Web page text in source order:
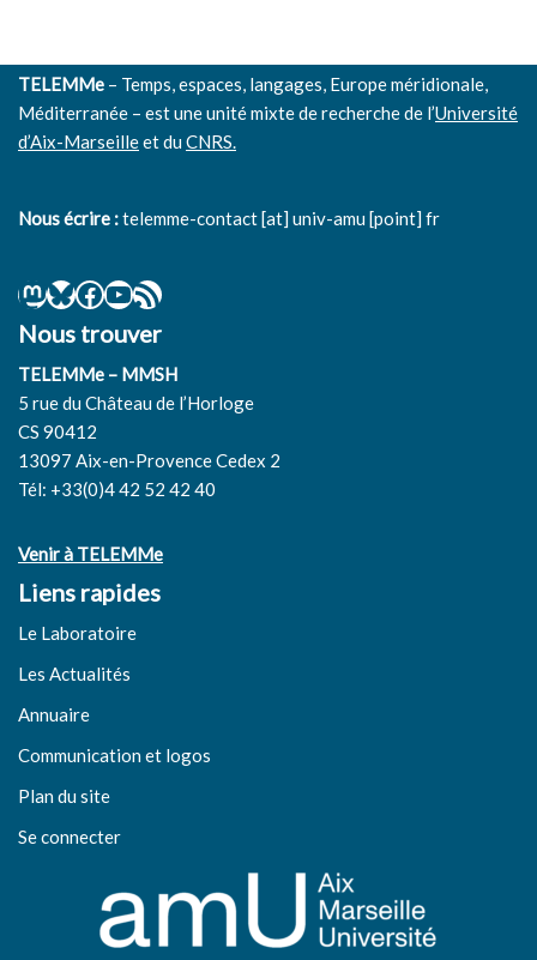
TELEMMe – Temps, espaces, langages, Europe méridionale,
Méditerranée – est une unité mixte de recherche de l’Université
d’Aix-Marseilleet duCNRS.
Nous écrire :telemme-contact [at] univ-amu [point] fr
Nous trouver
TELEMMe – MMSH
5 rue du Château de l’Horloge
CS 90412
13097 Aix-en-Provence Cedex 2
Tél: +33(0)4 42 52 42 40
Venir à TELEMMe
Liens rapides
Le Laboratoire
Les Actualités
Annuaire
Communication et logos
Plan du site
Se connecter